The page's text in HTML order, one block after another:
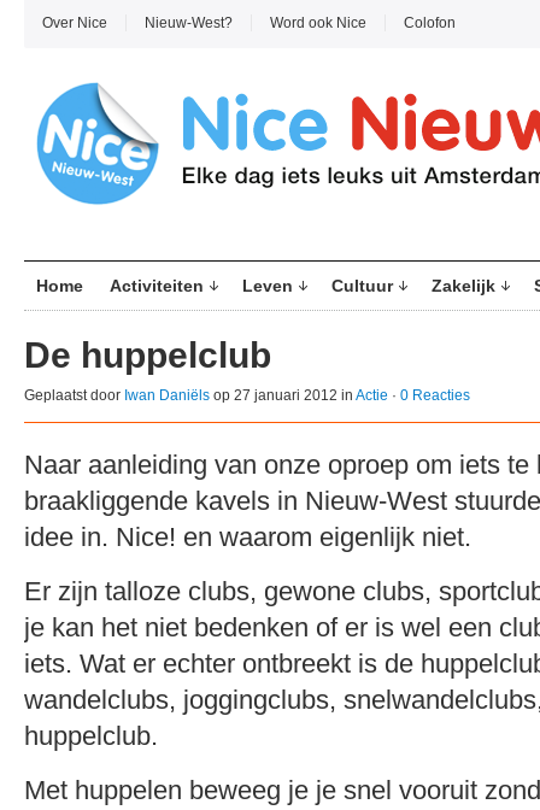
Over Nice Nieuw-West? Word ook Nice Colofon
Home Activiteiten Leven Cultuur Zakelijk
De huppelclub
Geplaatst door Iwan Daniëls op 27 januari 2012 in Actie · 0 Reacties
Naar aanleiding van onze oproep om iets te
braakliggende kavels in Nieuw-West
idee in. Nice! en waarom eigenlijk niet.
Er zijn talloze clubs, gewone clubs,
je kan het niet bedenken of er is wel een
iets. Wat er echter ontbreekt is de
wandelclubs, joggingclubs,
huppelclub.
Met huppelen beweeg je je snel vooruit